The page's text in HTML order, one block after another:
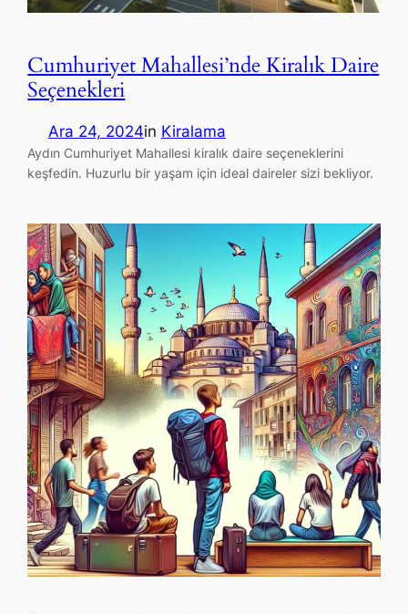
Cumhuriyet Mahallesi’nde Kiralık Daire
Seçenekleri
Ara 24, 2024in Kiralama
Aydın Cumhuriyet Mahallesi kiralık daire seçeneklerini
keşfedin. Huzurlu bir yaşam için ideal daireler sizi bekliyor.